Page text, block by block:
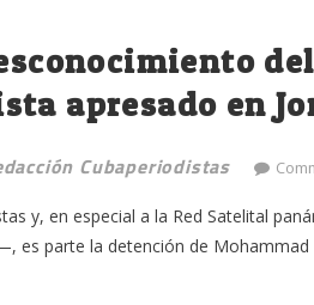
apresado en
Cubaperiodistas
y, en especial a la Red Satelital
es parte la detención de Mohammad